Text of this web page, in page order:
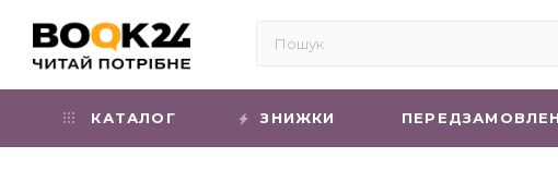
КАТАЛОГ ЗНИЖКИ